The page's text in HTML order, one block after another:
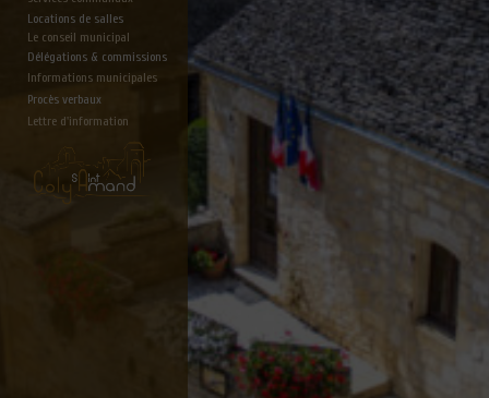
Locations de salles
Le conseil municipal
Délégations & commissions
Informations municipales
Lettre d'information
Procès verbaux